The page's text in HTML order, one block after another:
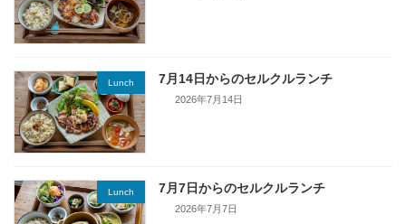
Lunch 7月14日からのセルクルランチ
2026年7月14日
Lunch 7月7日からのセルクルランチ
2026年7月7日